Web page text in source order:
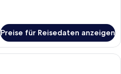
Preise für Reisedaten anzeigen